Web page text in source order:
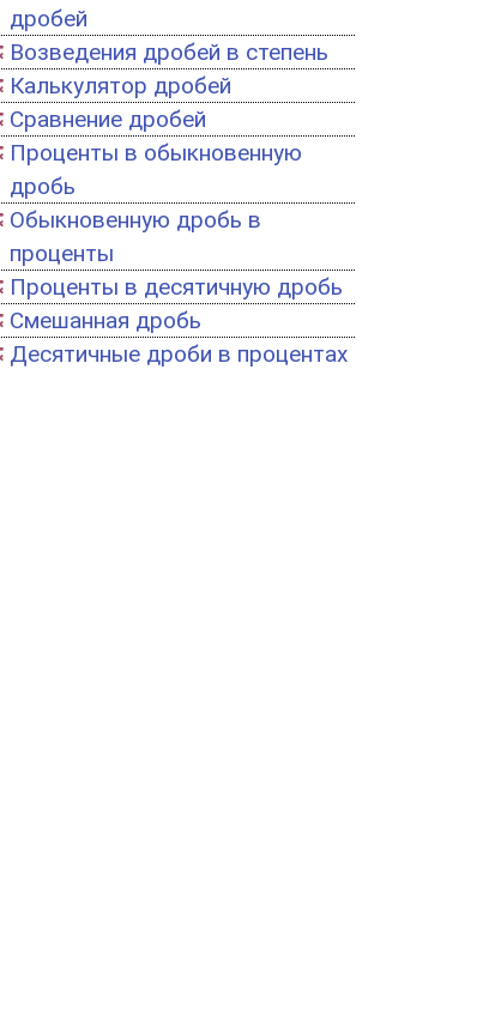
дробей
Возведения дробей в степень
Калькулятор дробей
Сравнение дробей
Проценты в обыкновенную
дробь
Обыкновенную дробь в
проценты
Проценты в десятичную дробь
Смешанная дробь
Десятичные дроби в процентах